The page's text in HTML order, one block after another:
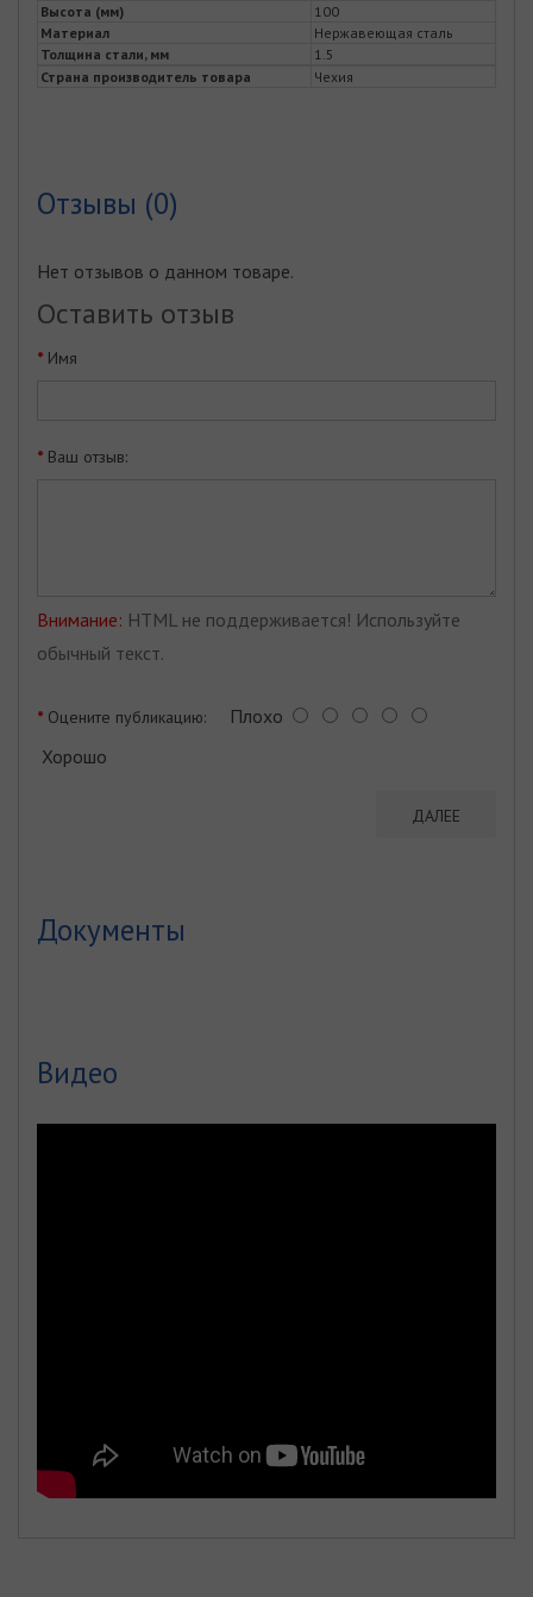
Высота (мм)
100
Материал
Нержавеющая сталь
Толщина стали, мм
1.5
Страна производитель товара
Чехия
Отзывы (0)
Нет отзывов о данном товаре.
Оставить отзыв
Имя
Ваш отзыв:
Внимание: HTML не поддерживается! Используйте
обычный текст.
Оцените публикацию: Плохо
Хорошо
ДАЛЕЕ
Документы
Видео